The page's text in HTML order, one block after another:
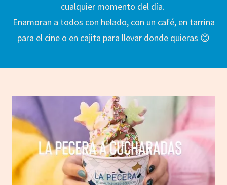
cualquier momento del día.
Enamoran a todos con helado, con un café, en tarrina
para el cine o en cajita para llevar donde quieras 😊